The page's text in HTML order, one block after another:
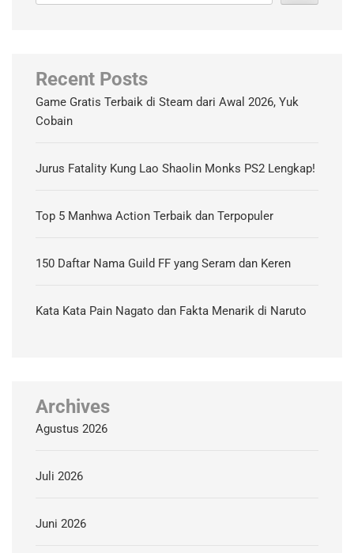
Recent Posts
Game Gratis Terbaik di Steam dari Awal 2026, Yuk
Cobain
Jurus Fatality Kung Lao Shaolin Monks PS2 Lengkap!
Top 5 Manhwa Action Terbaik dan Terpopuler
150 Daftar Nama Guild FF yang Seram dan Keren
Kata Kata Pain Nagato dan Fakta Menarik di Naruto
Archives
Agustus 2026
Juli 2026
Juni 2026